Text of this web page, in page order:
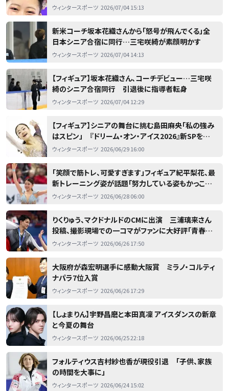
ウィンタースポーツ 2026/07/04 15:13
新米コーチ坂本花織さんから「怒号が飛んでくる」全
日本シニア合宿に同行…三宅咲綺が素顔明かす
ウィンタースポーツ 2026/07/04 14:13
【フィギュア】坂本花織さん、コーチデビュー…三宅咲
綺のシニア合宿同行 引退後に指導者転身
ウィンタースポーツ 2026/07/04 12:29
【フィギュア】シニアの舞台に挑む島田麻央「私の強み
はスピン」 『ドリーム・オン・アイス2026』新SPを披
露
ウィンタースポーツ 2026/06/29 16:00
「笑顔で筋トレ、可愛すぎます」フィギュア紀平梨花、最
新トレーニング姿が話題「努力している姿もかっこい
い」「体幹の強さが美」
ウィンタースポーツ 2026/06/28 06:00
りくりゅう、マクドナルドのCMに出演 三浦璃来さん
投稿、撮影現場での一コマがファンに大好評「青春風
景ですね」「爽やかさ倍増」【フィギュア】
ウィンタースポーツ 2026/06/26 17:50
大阪府が森宏明選手に感動大阪賞 ミラノ・コルティ
ナパラ7位入賞
ウィンタースポーツ 2026/06/26 17:29
【しょまりん】宇野昌磨と本田真凜 アイスダンスの新章
と今夏の舞台
ウィンタースポーツ 2026/06/25 22:18
フォルティウス吉村紗也香が現役引退 「子供、家族
の時間を大事に」
ウィンタースポーツ 2026/06/24 15:02